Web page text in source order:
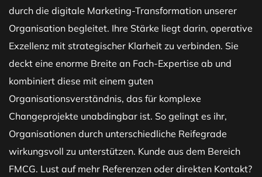
durch die digitale Marketing-Transformation unserer
Organisation begleitet. Ihre Stärke liegt darin, operative
Exzellenz mit strategischer Klarheit zu verbinden. Sie
deckt eine enorme Breite an Fach-Expertise ab und
kombiniert diese mit einem guten
Organisationsverständnis, das für komplexe
Changeprojekte unabdingbar ist. So gelingt es ihr,
Organisationen durch unterschiedliche Reifegrade
wirkungsvoll zu unterstützen. Kunde aus dem Bereich
FMCG. Lust auf mehr Referenzen oder direkten Kontakt?